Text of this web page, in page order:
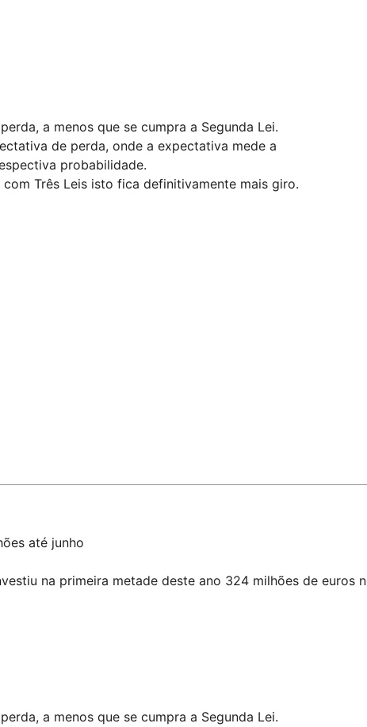
a menos que se cumpra a Segunda Lei.
de perda, onde a expectativa mede a
probabilidade.
Três Leis isto fica definitivamente mais giro.
até junho
na primeira metade deste ano 324 milhões de
a menos que se cumpra a Segunda Lei.